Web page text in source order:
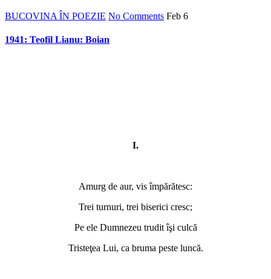
BUCOVINA ÎN POEZIE No Comments Feb 6
1941: Teofil Lianu: Boian
I.
Amurg de aur, vis împărătesc:
Trei turnuri, trei biserici cresc;
Pe ele Dumnezeu trudit îşi culcă
Tristeţea Lui, ca bruma peste luncă.